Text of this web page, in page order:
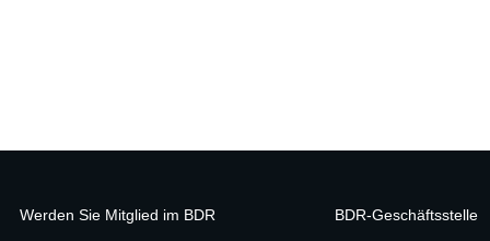
Werden Sie Mitglied im BDR BDR-Geschäftsstelle